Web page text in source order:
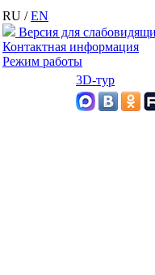
RU /EN
Версия для
Контактная информация
Режим работы
3D-тур